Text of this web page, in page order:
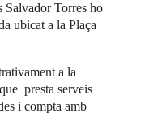
Salvador Torres ho
ubicat a la Plaça
a la
presta serveis
i compta amb